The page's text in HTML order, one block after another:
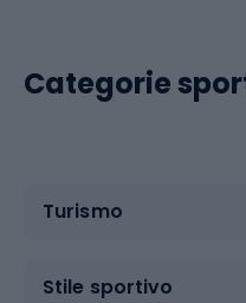
Categorie
Turismo
Stile sportivo